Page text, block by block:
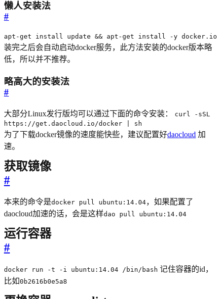
懒人安装法
#
apt-get install update && apt-get install -y docker.io
装完之后会自动启动docker服务，此方法安装的docker版本略
低，所以并不推荐。
略高大的安装法
#
大部分Linux发行版均可以通过下面的命令安装：
curl -sSL
https://get.daocloud.io/docker | sh
为了下载docker镜像的速度能快些，建议配置好daocloud 加
速。
获取镜像
#
本来的命令是docker pull ubuntu:14.04，如果配置了
daocloud加速的话，会是这样dao pull ubuntu:14.04
运行容器
#
docker run -t -i ubuntu:14.04 /bin/bash 记住容器的id，
比如0b2616b0e5a8